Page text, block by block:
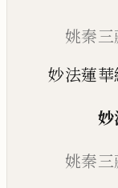
姚秦
妙法蓮
姚秦